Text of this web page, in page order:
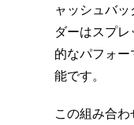
ャッシュバ
ダーはスプ
的なパフォ
能です。
この組み合